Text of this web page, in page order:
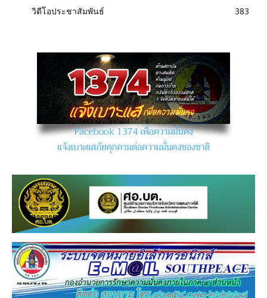
วิดีโอประชาสัมพันธ์ 383